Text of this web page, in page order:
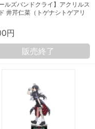
ールズバンドクライ】アクリルス
井芹仁菜（トゲナシトゲアリ
円
販売終了